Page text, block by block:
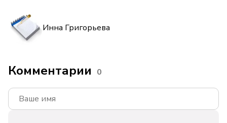
Инна Григорьева
Комментарии 0